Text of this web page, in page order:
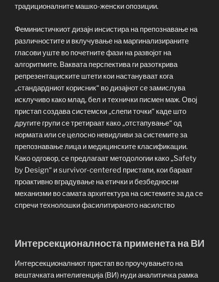
традиционалните машко-женски опозиции.
Феминистичкиот дизајн инсистира на препознавање на
различностите и вклучување на маргинализираните
гласови уште во почетните фази на развојот на
алгоритмите. Ваквата перспектива ги разоткрива
репрезентациските штети кои настануваат кога
„стандардниот корисник“ во дизајнот се замислува
исклучиво како млад, бел и технички писмен маж. Овој
пристап создава системски „слепи точки“ каде што
другите групи се третираат како „отстапување“ од
нормата или се целосно невидливи за системите за
препознавање лица и медицинските класификации.
Како одговор, се предлагаат методологии како „Safety
by Design“ и survivor-centered пристапи, кои бараат
проактивно вградување на етички и безбедносни
механизми во самата архитектура на системите за да се
спречи технолошки фасилитираното насилство
Интерсекционалноста применета на ВИ
Интерсекционалниот пристап во проучувањето на
вештачката интелигенција (ВИ) нуди аналитичка рамка